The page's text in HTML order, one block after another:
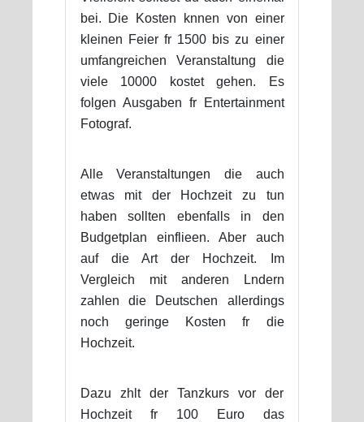
bei. Die Kosten knnen von einer
kleinen Feier fr 1500 bis zu einer
umfangreichen Veranstaltung die
viele 10000 kostet gehen. Es
folgen Ausgaben fr Entertainment
Fotograf.
Alle Veranstaltungen die auch
etwas mit der Hochzeit zu tun
haben sollten ebenfalls in den
Budgetplan einflieen. Aber auch
auf die Art der Hochzeit. Im
Vergleich mit anderen Lndern
zahlen die Deutschen allerdings
noch geringe Kosten fr die
Hochzeit.
Dazu zhlt der Tanzkurs vor der
Hochzeit fr 100 Euro das